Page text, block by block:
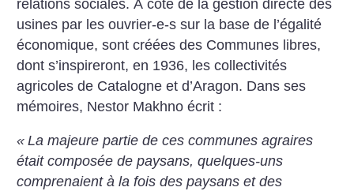
relations sociales. À côté de la gestion directe des
usines par les ouvrier-e-s sur la base de l’égalité
économique, sont créées des Communes libres,
dont s’inspireront, en 1936, les collectivités
agricoles de Catalogne et d’Aragon. Dans ses
mémoires, Nestor Makhno écrit :
« La majeure partie de ces communes agraires
était composée de paysans, quelques-uns
comprenaient à la fois des paysans et des